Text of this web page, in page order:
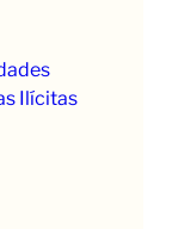
Ilícitas